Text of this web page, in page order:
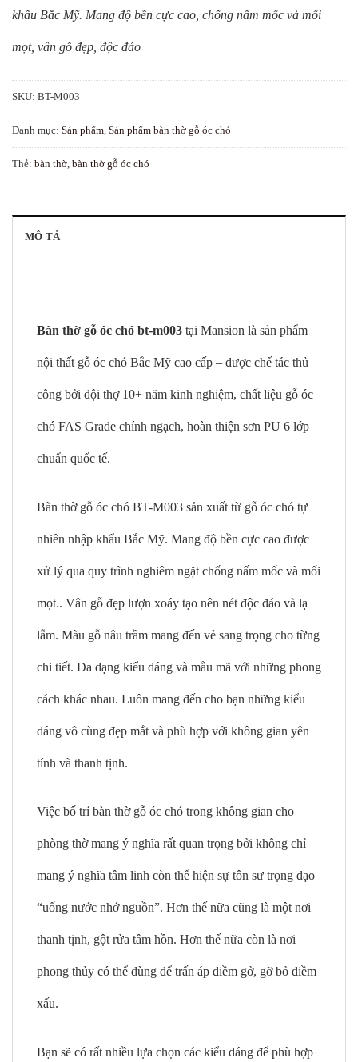
khẩu Bắc Mỹ. Mang độ bền cực cao, chống nấm mốc và mối
mọt, vân gỗ đẹp, độc đáo
SKU: BT-M003
Danh mục: Sản phẩm, Sản phẩm bàn thờ gỗ óc chó
Thẻ: bàn thờ, bàn thờ gỗ óc chó
MÔ TẢ
Bàn thờ gỗ óc chó bt-m003 tại Mansion là sản phẩm
nội thất gỗ óc chó Bắc Mỹ cao cấp – được chế tác thủ
công bởi đội thợ 10+ năm kinh nghiệm, chất liệu gỗ óc
chó FAS Grade chính ngạch, hoàn thiện sơn PU 6 lớp
chuẩn quốc tế.
Bàn thờ gỗ óc chó BT-M003 sản xuất từ gỗ óc chó tự
nhiên nhập khẩu Bắc Mỹ. Mang độ bền cực cao được
xử lý qua quy trình nghiêm ngặt chống nấm mốc và mối
mọt.. Vân gỗ đẹp lượn xoáy tạo nên nét độc đáo và lạ
lẫm. Màu gỗ nâu trầm mang đến vẻ sang trọng cho từng
chi tiết. Đa dạng kiểu dáng và mẫu mã với những phong
cách khác nhau. Luôn mang đến cho bạn những kiểu
dáng vô cùng đẹp mắt và phù hợp với không gian yên
tính và thanh tịnh.
Việc bố trí bàn thờ gỗ óc chó trong không gian cho
phòng thờ mang ý nghĩa rất quan trọng bởi không chỉ
mang ý nghĩa tâm linh còn thể hiện sự tôn sư trọng đạo
“uống nước nhớ nguồn”. Hơn thế nữa cũng là một nơi
thanh tịnh, gột rửa tâm hồn. Hơn thế nữa còn là nơi
phong thủy có thể dùng để trấn áp điềm gở, gỡ bỏ điềm
xấu.
Bạn sẽ có rất nhiều lựa chọn các kiểu dáng để phù hợp